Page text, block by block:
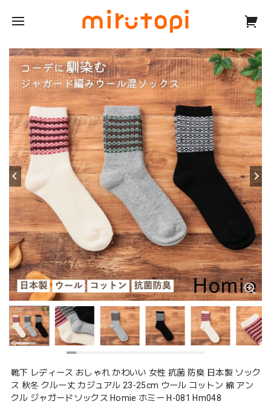
靴下 レディース おしゃれ かわいい 女性 抗菌 防臭 日本製 ソック
ス 秋冬 クルー丈 カジュアル 23-25cm ウール コットン 綿 アン
クル ジャガードソックス Homie ホミー H-081 Hm048